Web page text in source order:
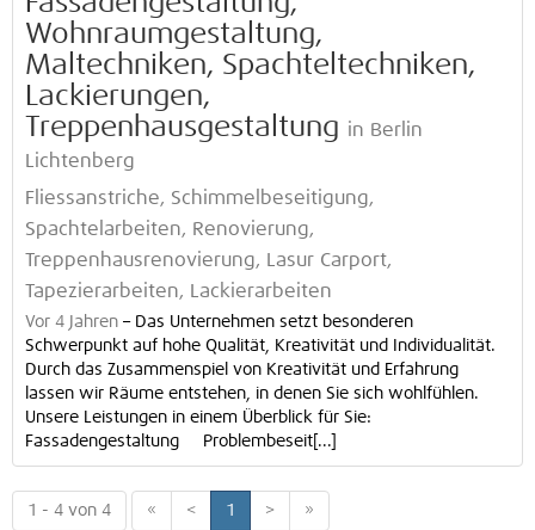
Wohnraumgestaltung,
Maltechniken, Spachteltechniken,
Lackierungen,
Treppenhausgestaltung in Berlin
Lichtenberg
Fliessanstriche, Schimmelbeseitigung,
Spachtelarbeiten, Renovierung,
Treppenhausrenovierung, Lasur Carport,
Tapezierarbeiten, Lackierarbeiten
Vor 4 Jahren – Das Unternehmen setzt besonderen
Schwerpunkt auf hohe Qualität, Kreativität und Individualität.
Durch das Zusammenspiel von Kreativität und Erfahrung
lassen wir Räume entstehen, in denen Sie sich wohlfühlen.
Unsere Leistungen in einem Überblick für Sie:
Fassadengestaltung Problembeseit[...]
1 - 4 von 4 « < 1 > »